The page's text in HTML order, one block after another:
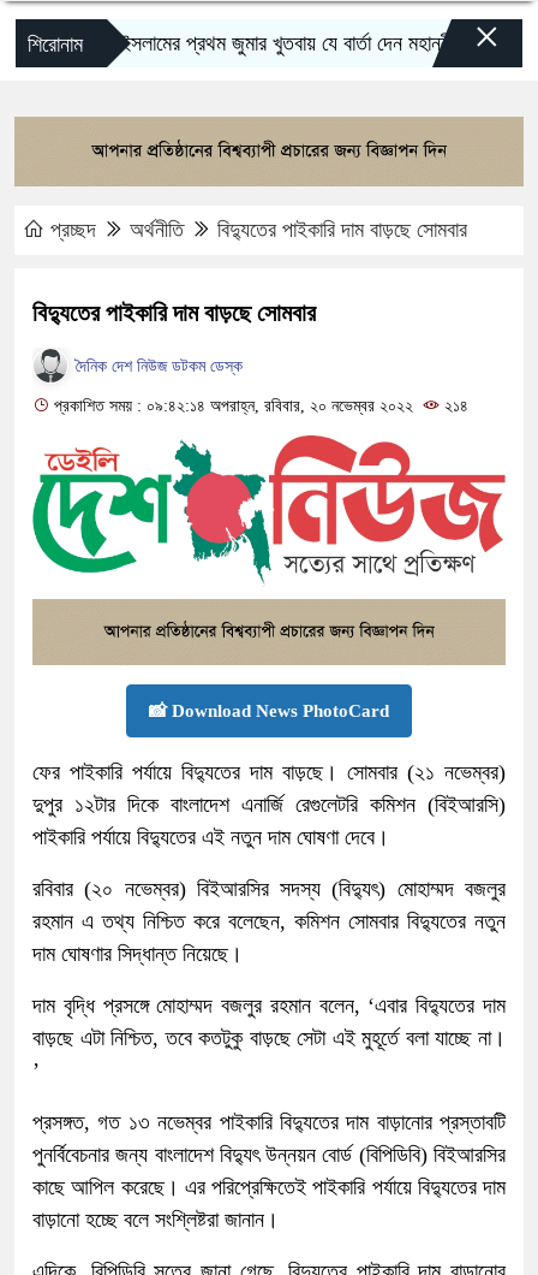
শিরোনামইসলামের প্রথম জুমার খুতবায় যে বার্তা দেন মহানবী (সা.) ×
প্রচ্ছদ অর্থনীতি বিদ্যুতের পাইকারি দাম বাড়ছে সোমবার
বিদ্যুতের পাইকারি দাম বাড়ছে সোমবার
দৈনিক দেশ নিউজ ডটকম ডেস্ক
প্রকাশিত সময় : ০৯:৪২:১৪ অপরাহ্ন, রবিবার, ২০ নভেম্বর ২০২২ ২১৪
📸 Download News PhotoCard
ফের পাইকারি পর্যায়ে বিদ্যুতের দাম বাড়ছে। সোমবার (২১ নভেম্বর)
দুপুর ১২টার দিকে বাংলাদেশ এনার্জি রেগুলেটরি কমিশন (বিইআরসি)
পাইকারি পর্যায়ে বিদ্যুতের এই নতুন দাম ঘোষণা দেবে।
রবিবার (২০ নভেম্বর) বিইআরসির সদস্য (বিদ্যুৎ) মোহাম্মদ বজলুর
রহমান এ তথ্য নিশ্চিত করে বলেছেন, কমিশন সোমবার বিদ্যুতের নতুন
দাম ঘোষণার সিদ্ধান্ত নিয়েছে।
দাম বৃদ্ধি প্রসঙ্গে মোহাম্মদ বজলুর রহমান বলেন, ‘এবার বিদ্যুতের দাম
বাড়ছে এটা নিশ্চিত, তবে কতটুকু বাড়ছে সেটা এই মুহূর্তে বলা যাচ্ছে না।
’
প্রসঙ্গত, গত ১৩ নভেম্বর পাইকারি বিদ্যুতের দাম বাড়ানোর প্রস্তাবটি
পুনর্বিবেচনার জন্য বাংলাদেশ বিদ্যুৎ উন্নয়ন বোর্ড (বিপিডিবি) বিইআরসির
কাছে আপিল করেছে। এর পরিপ্রেক্ষিতেই পাইকারি পর্যায়ে বিদ্যুতের দাম
বাড়ানো হচ্ছে বলে সংশ্লিষ্টরা জানান।